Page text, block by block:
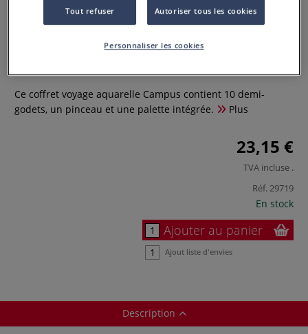
Coffret voyage aquarelle Campus
Ce coffret voyage aquarelle Campus contient 10 demi-
godets, un pinceau et une palette intégrée.
Plus
23,15 €
TVA incluse .
Réf.29719
En stock
Ajouter au panier
Ajout liste d'envies
Description
Tout refuser Autoriser tous les cookies
Personnaliser les cookies